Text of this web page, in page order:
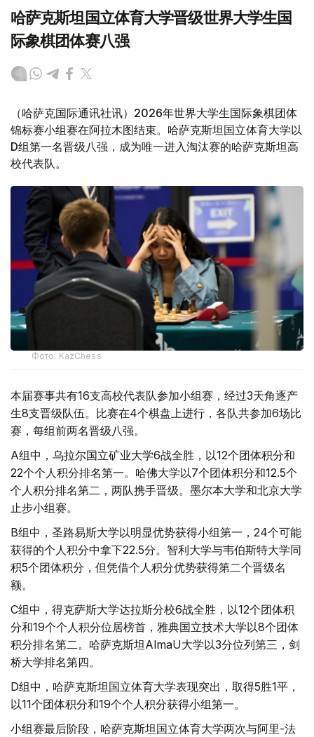
哈萨克斯坦国立体育大学晋级世界大学生国
际象棋团体赛八强
（哈萨克国际通讯社讯）2026年世界大学生国际象棋团体
锦标赛小组赛在阿拉木图结束。哈萨克斯坦国立体育大学以
D组第一名晋级八强，成为唯一进入淘汰赛的哈萨克斯坦高
校代表队。
Фото: KazChess
本届赛事共有16支高校代表队参加小组赛，经过3天角逐产
生8支晋级队伍。比赛在4个棋盘上进行，各队共参加6场比
赛，每组前两名晋级八强。
A组中，乌拉尔国立矿业大学6战全胜，以12个团体积分和
22个个人积分排名第一。哈佛大学以7个团体积分和12.5个
个人积分排名第二，两队携手晋级。墨尔本大学和北京大学
止步小组赛。
B组中，圣路易斯大学以明显优势获得小组第一，24个可能
获得的个人积分中拿下22.5分。智利大学与韦伯斯特大学同
积5个团体积分，但凭借个人积分优势获得第二个晋级名
额。
C组中，得克萨斯大学达拉斯分校6战全胜，以12个团体积
分和19个个人积分位居榜首，雅典国立技术大学以8个团体
积分排名第二。哈萨克斯坦AlmaU大学以3分位列第三，剑
桥大学排名第四。
D组中，哈萨克斯坦国立体育大学表现突出，取得5胜1平，
以11个团体积分和19个个人积分获得小组第一。
小组赛最后阶段，哈萨克斯坦国立体育大学两次与阿里-法